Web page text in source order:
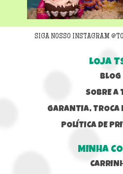
SIGA NOSSO INSTAGRAM
LOJA
BLOG
SOBRE A
GARANTIA, TROCA
POLÍTICA DE
MINHA